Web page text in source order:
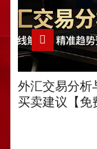
外汇交易分
买卖建议【免